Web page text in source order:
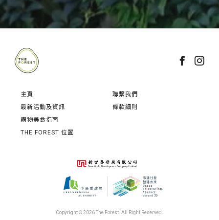
主頁
最新活動及資訊
購物美食指南
THE FOREST 位置
聯繫我們
條款細則
Copyright © 2026 The Forest. All Right Reserved.